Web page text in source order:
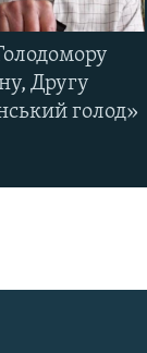
Другу
голод»